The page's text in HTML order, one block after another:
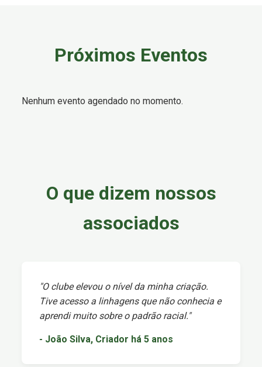
Próximos Eventos
Nenhum evento agendado no momento.
O que dizem nossos
associados
"O clube elevou o nível da minha criação.
Tive acesso a linhagens que não conhecia e
aprendi muito sobre o padrão racial."
- João Silva, Criador há 5 anos